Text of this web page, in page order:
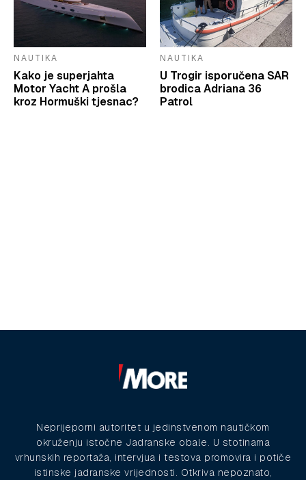
NAUTIKA
Kako je superjahta
Motor Yacht A prošla
kroz Hormuški tjesnac?
NAUTIKA
U Trogir isporučena SAR
brodica Adriana 36
Patrol
Neprijeporni autoritet u jedinstvenom nautičkom
okruženju istočne Jadranske obale. U stotinama
vrhunskih reportaža, intervjua i testova promovira i potiče
istinske jadranske vrijednosti. Otkriva nepoznato,